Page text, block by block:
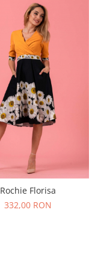
Rochie Florisa
332,00 RON